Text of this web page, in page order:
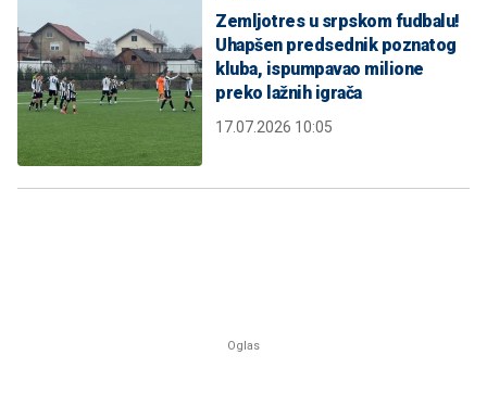
Zemljotres u srpskom fudbalu!
Uhapšen predsednik poznatog
kluba, ispumpavao milione
preko lažnih igrača
17.07.2026 10:05